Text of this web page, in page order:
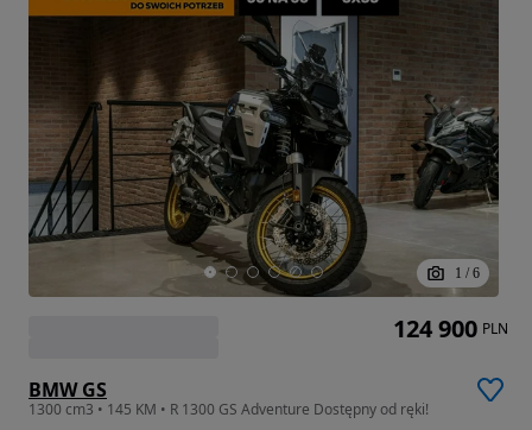
1 / 6
BMW GS
1300 cm3 • 145 KM • R 1300 GS Adventure Dostępny od ręki!
124 900 PLN